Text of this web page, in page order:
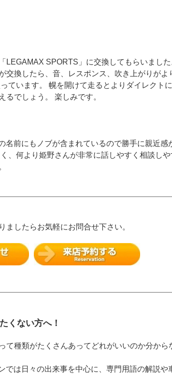
LEGAMAX SPORTS」に交換してもらいまし
交換したら、音、レスポンス、吹き上がりがよ
ています。 幌を開けて走るとよりダイレクト
るでしょう。 楽しみです。
名前にもノブが含まれているので勝手に親近感
、何より姫野さんが非常に話しやすく相談し
ましたらお気軽にお問合せ下さい。
くない方へ！
て種類がたくさんあってどれがいいのか分から
では日々の出来事を中心に、専門用語の解説や